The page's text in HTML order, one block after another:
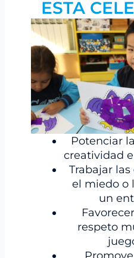
ESTA
Potenciar la
creatividad
Trabajar las
el miedo o
un
respeto